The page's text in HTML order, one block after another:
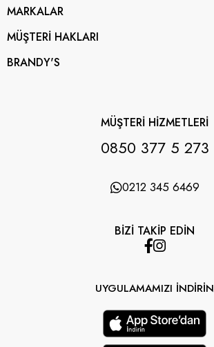
MARKALAR
MÜŞTERİ HAKLARI
BRANDY'S
MÜŞTERİ HİZMETLERİ
0850 377 5 273
0212 345 6469
BİZİ TAKİP EDİN
UYGULAMAMIZI İNDİRİN